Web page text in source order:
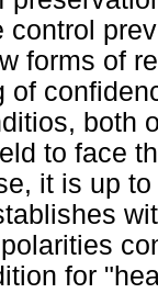
control
forms of
of
both
to face
it is up
for